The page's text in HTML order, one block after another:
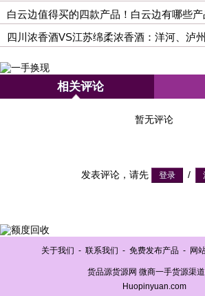
白云边值得买的四款产品！白云边有哪些
四川浓香酒VS江苏绵柔浓香酒：洋河、泸
对比
相关评论
暂无评论
发表评论，请先 /
关于我们 - 联系我们 - 免费发布产品 - 网
货品源货源网 微商一手货源渠
Huopinyuan.com